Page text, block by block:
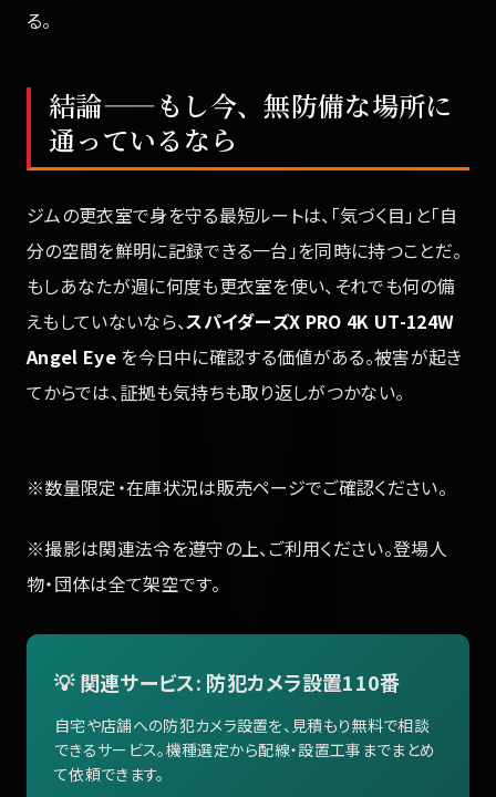
る。
結論——もし今、無防備な場所に
通っているなら
ジムの更衣室で身を守る最短ルートは、「気づく目」と「自
分の空間を鮮明に記録できる一台」を同時に持つことだ。
もしあなたが週に何度も更衣室を使い、それでも何の備
えもしていないなら、スパイダーズX PRO 4K UT-124W
Angel Eyeを今日中に確認する価値がある。被害が起き
てからでは、証拠も気持ちも取り返しがつかない。
※数量限定・在庫状況は販売ページでご確認ください。
※撮影は関連法令を遵守の上、ご利用ください。登場人
物・団体は全て架空です。
💡 関連サービス: 防犯カメラ設置110番
自宅や店舗への防犯カメラ設置を、見積もり無料で相談
できるサービス。機種選定から配線・設置工事までまとめ
て依頼できます。